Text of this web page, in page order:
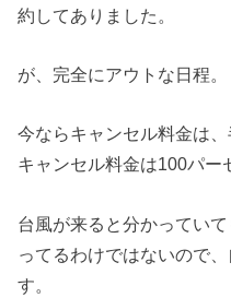
約してありました。
が、完全にアウトな日程。
今ならキャンセル料金は
キャンセル料金は100パー
台風が来ると分かってい
ってるわけではないので
す。